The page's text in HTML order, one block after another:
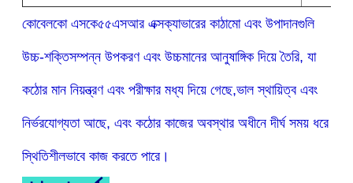
কোবেলকো এসকে৫৫এসআর এক্সক্যাভারের কাঠামো এবং উপাদানগুলি
উচ্চ-শক্তিসম্পন্ন উপকরণ এবং উচ্চমানের আনুষাঙ্গিক দিয়ে তৈরি, যা
কঠোর মান নিয়ন্ত্রণ এবং পরীক্ষার মধ্য দিয়ে গেছে,ভাল স্থায়িত্ব এবং
নির্ভরযোগ্যতা আছে, এবং কঠোর কাজের অবস্থার অধীনে দীর্ঘ সময় ধরে
স্থিতিশীলভাবে কাজ করতে পারে।